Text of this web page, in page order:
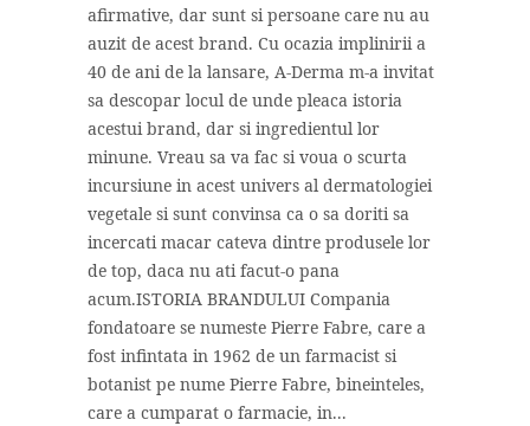
afirmative, dar sunt si persoane care nu au
auzit de acest brand. Cu ocazia implinirii a
40 de ani de la lansare, A-Derma m-a invitat
sa descopar locul de unde pleaca istoria
acestui brand, dar si ingredientul lor
minune. Vreau sa va fac si voua o scurta
incursiune in acest univers al dermatologiei
vegetale si sunt convinsa ca o sa doriti sa
incercati macar cateva dintre produsele lor
de top, daca nu ati facut-o pana
acum.ISTORIA BRANDULUI Compania
fondatoare se numeste Pierre Fabre, care a
fost infintata in 1962 de un farmacist si
botanist pe nume Pierre Fabre, bineinteles,
care a cumparat o farmacie, in...